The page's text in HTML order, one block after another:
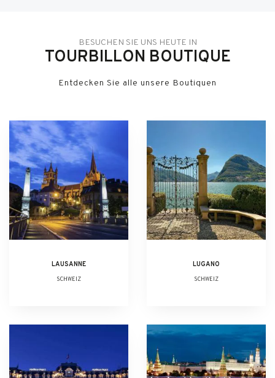
BESUCHEN SIE UNS HEUTE IN
TOURBILLON BOUTIQUE
Entdecken Sie alle unsere Boutiquen
LAUSANNE
SCHWEIZ
LUGANO
SCHWEIZ